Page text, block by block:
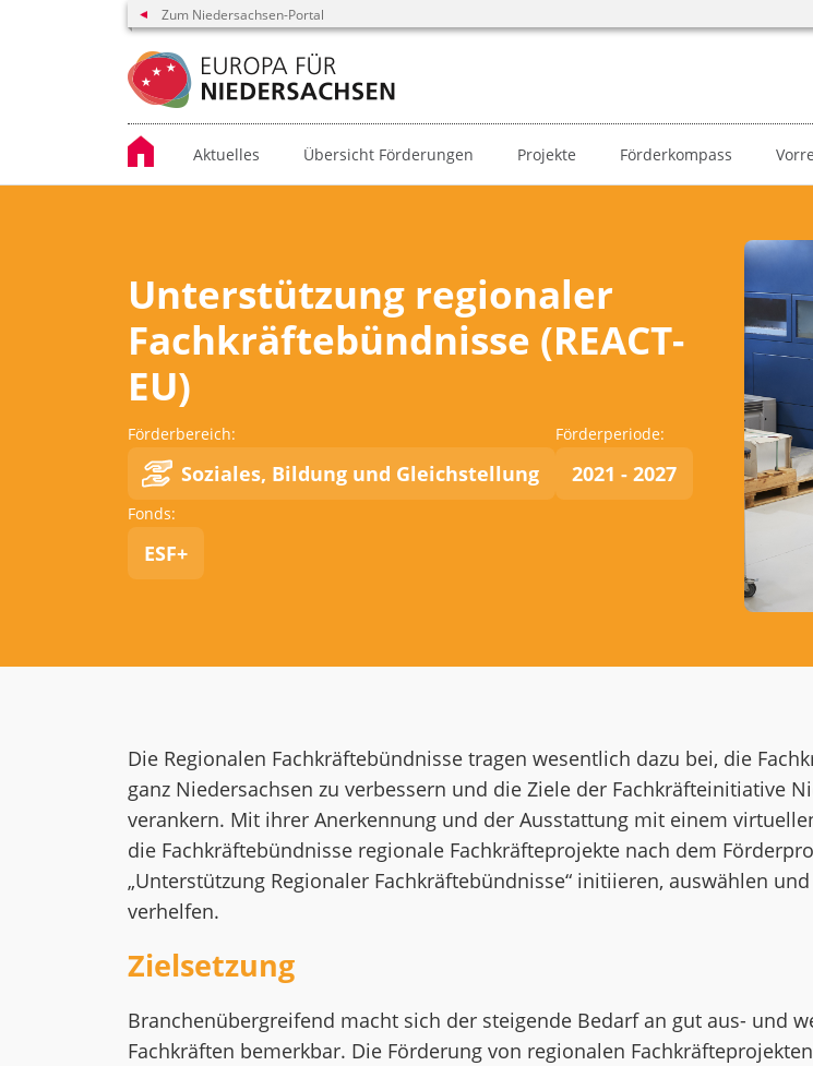
Zum Niedersachsen-Portal
Aktuelles Übersicht Förderungen Projekte Förderkompass
Unterstützung regionaler
Fachkräftebündnisse (REACT-
EU)
Förderbereich:
Soziales, Bildung und Gleichstellung
Förderperiode:
2021 - 2027
Fonds:
ESF+
Die Regionalen Fachkräftebündnisse tragen wesentlich dazu bei, die
ganz Niedersachsen zu verbessern und die Ziele der Fachkräfteinitiative
verankern. Mit ihrer Anerkennung und der Ausstattung mit einem
die Fachkräftebündnisse regionale Fachkräfteprojekte nach dem
„Unterstützung Regionaler Fachkräftebündnisse“ initiieren, auswählen
verhelfen.
Zielsetzung
Branchenübergreifend macht sich der steigende Bedarf an gut aus- und
Fachkräften bemerkbar. Die Förderung von regionalen